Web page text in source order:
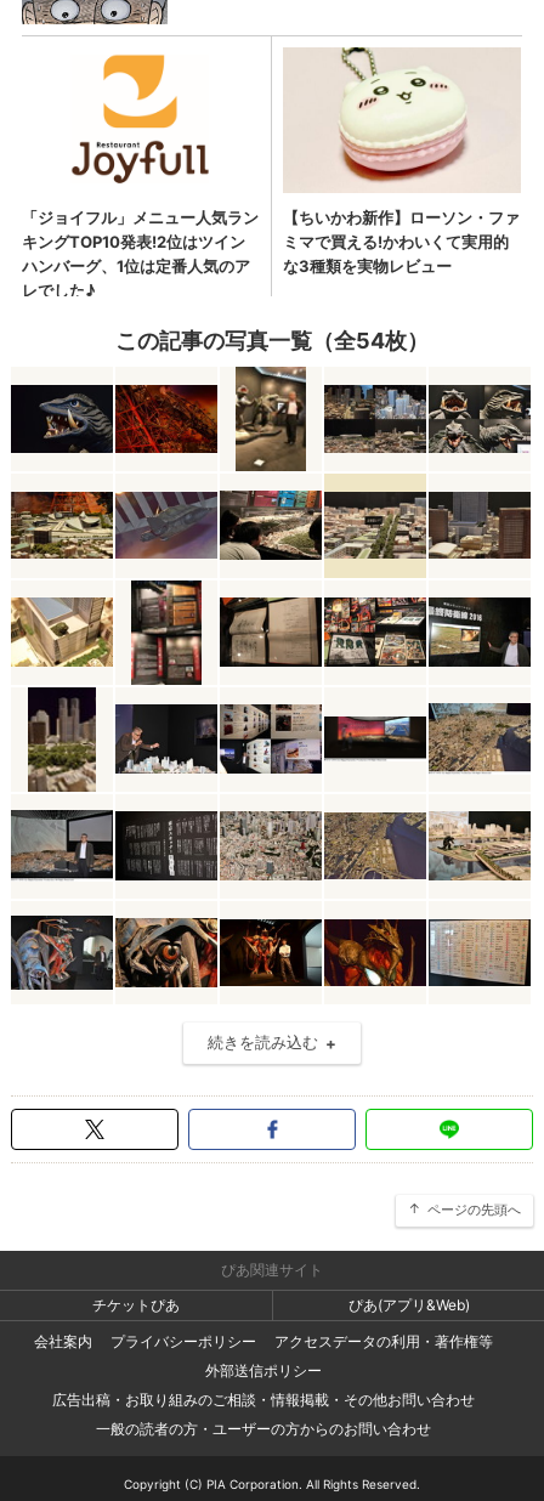
この記事の写真一覧（全54枚）
続きを読み込む
ページの先頭へ
ぴあ関連サイト
チケットぴあ
ぴあ(アプリ&Web)
会社案内
プライバシーポリシー
アクセスデータの利用・著作権等
外部送信ポリシー
広告出稿・お取り組みのご相談・情報掲載・その他お問い合わせ
一般の読者の方・ユーザーの方からのお問い合わせ
Copyright (C) PIA Corporation. All Rights Reserved.